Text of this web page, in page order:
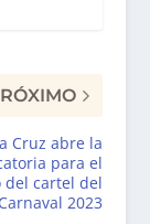
Cruz abre la
para el
del cartel del
Carnaval 2023